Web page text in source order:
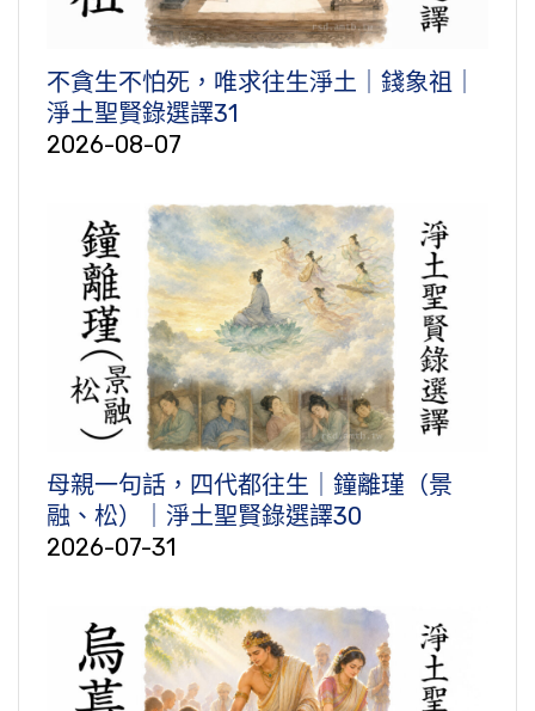
不貪生不怕死，唯求往生淨土｜錢象祖｜
淨土聖賢錄選譯31
2026-08-07
母親一句話，四代都往生｜鐘離瑾（景
融、松）｜淨土聖賢錄選譯30
2026-07-31